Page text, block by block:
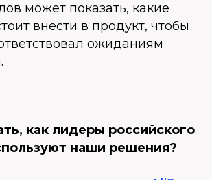
может показать, какие
внести в продукт, чтобы
ожиданиям
как лидеры российского
наши решения?